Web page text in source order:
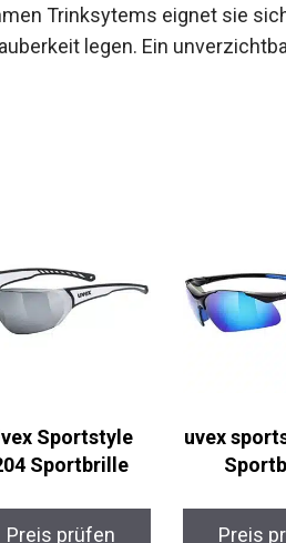
Trinksytems eignet sie
legen. Ein
Sportstyle
uvex